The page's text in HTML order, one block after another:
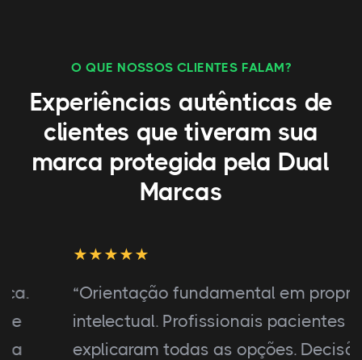
O QUE NOSSOS CLIENTES FALAM?
Experiências autênticas de
clientes que tiveram sua
marca protegida pela Dual
Marcas
“Orientação fundamental em propriedade
intelectual. Profissionais pacientes
explicaram todas as opções. Decisão